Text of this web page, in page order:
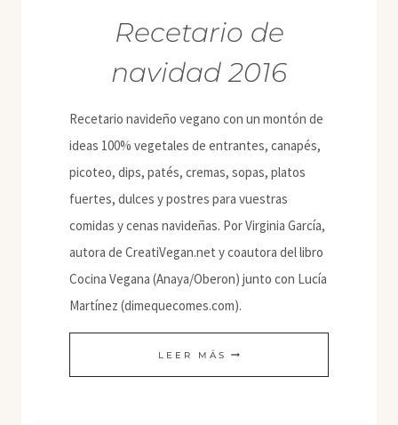
Recetario de
navidad 2016
Recetario navideño vegano con un montón de
ideas 100% vegetales de entrantes, canapés,
picoteo, dips, patés, cremas, sopas, platos
fuertes, dulces y postres para vuestras
comidas y cenas navideñas. Por Virginia García,
autora de CreatiVegan.net y coautora del libro
Cocina Vegana (Anaya/Oberon) junto con Lucía
Martínez (dimequecomes.com).
LEER MÁS RECETARIO
DE